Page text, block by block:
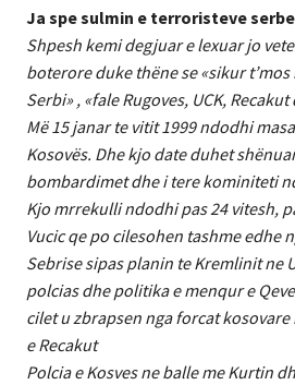
Ja spe sulmin e terroristeve
Shpesh kemi degjuar e lexuar jo
boterore duke thëne se «sikur
Serbi» , «fale Rugoves, UCK,
Më 15 janar te vitit 1999 ndodhi
Kosovës. Dhe kjo date duhet
bombardimet dhe i tere kominiteti
Kjo mrrekulli ndodhi pas 24 vitesh,
Vucic qe po cilesohen tashme
Sebrise sipas planin te Kremlinit ne
polcias dhe politika e menqur e
cilet u zbrapsen nga forcat
e Recakut
Polcia e Kosves ne balle me Kurtin